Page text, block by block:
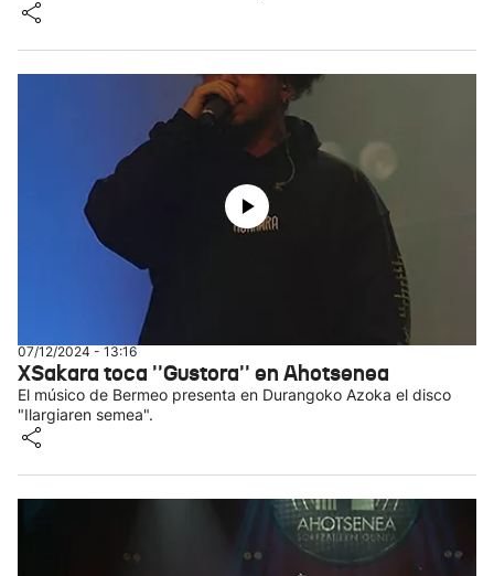
07/12/2024 - 13:16
XSakara toca ''Gustora'' en Ahotsenea
El músico de Bermeo presenta en Durangoko Azoka el disco
"Ilargiaren semea".